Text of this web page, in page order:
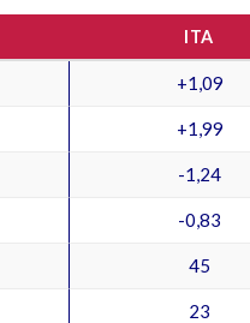
ITA
+1,09
+1,99
-1,24
-0,83
45
23